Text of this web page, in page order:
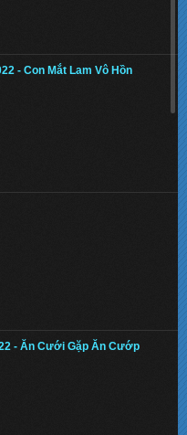
- Con Mắt Lam Vô Hồn
- Ăn Cưới Gặp Ăn Cướp